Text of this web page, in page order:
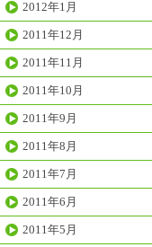
2012年1月
2011年12月
2011年11月
2011年10月
2011年9月
2011年8月
2011年7月
2011年6月
2011年5月